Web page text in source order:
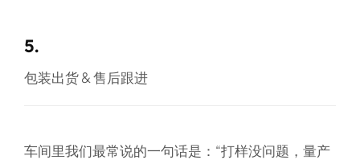
5.
包装出货 & 售后跟进
车间里我们最常说的一句话是： “打样没问题，量产